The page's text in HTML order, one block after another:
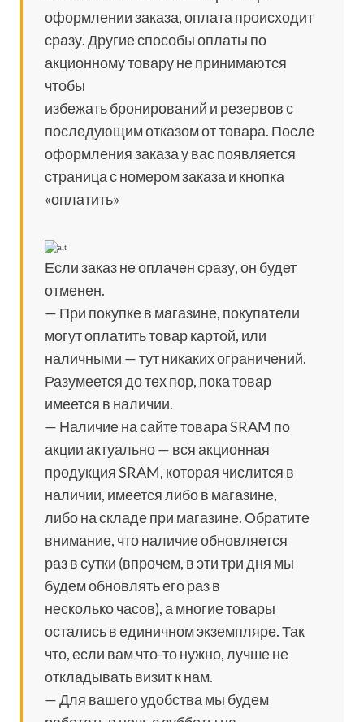
оформлении заказа, оплата происходит
сразу. Другие способы оплаты по
акционному товару не принимаются
чтобы
избежать бронирований и резервов с
последующим отказом от товара. После
оформления заказа у вас появляется
страница с номером заказа и кнопка
«оплатить»
Если заказ не оплачен сразу, он будет
отменен.
— При покупке в магазине, покупатели
могут оплатить товар картой, или
наличными — тут никаких ограничений.
Разумеется до тех пор, пока товар
имеется в наличии.
— Наличие на сайте товара SRAM по
акции актуально — вся акционная
продукция SRAM, которая числится в
наличии, имеется либо в магазине,
либо на складе при магазине. Обратите
внимание, что наличие обновляется
раз в сутки (впрочем, в эти три дня мы
будем обновлять его раз в
несколько часов), а многие товары
остались в единичном экземпляре. Так
что, если вам что-то нужно, лучше не
откладывать визит к нам.
— Для вашего удобства мы будем